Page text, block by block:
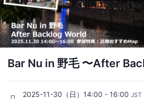
Bar Nu in 野毛 〜After
2025-11-30（日）14:00 - 16:00 JST